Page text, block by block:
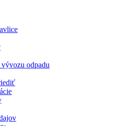
odpadu